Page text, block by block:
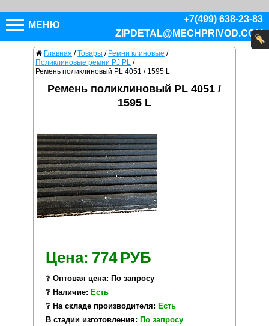
МЕНЮ
+7(499) 638-23-83
ZIPDETAL@MECHPRIVOD.COM
Главная / Товары / Ремни клиновые /
Поликлиновые ремни PJ PL /
Ремень поликлиновый PL 4051 / 1595 L
Ремень поликлиновый PL 4051 /
1595 L
Цена: 774 РУБ
❔ Оптовая цена: По запросу
❔ Наличие: Есть
❔ На складе производителя: Есть
В стадии изготовления: По запросу